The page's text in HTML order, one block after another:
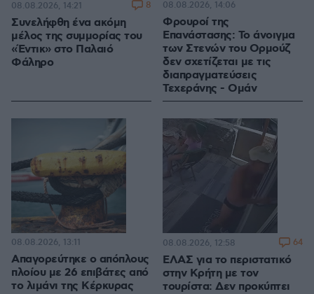
Συνελήφθη ένα ακόμη
μέλος της συμμορίας του
«Έντικ» στο Παλαιό
Φάληρο
08.08.2026, 14:21 8
Φρουροί της
Επανάστασης: Το άνοιγμα
των Στενών του Ορμούζ
δεν σχετίζεται με τις
διαπραγματεύσεις
Τεχεράνης - Ομάν
08.08.2026, 14:06
Απαγορεύτηκε ο απόπλους
πλοίου με 26 επιβάτες από
το λιμάνι της Κέρκυρας
08.08.2026, 13:11
ΕΛΑΣ για το περιστατικό
στην Κρήτη με τον
τουρίστα: Δεν προκύπτει
08.08.2026, 12:58 64